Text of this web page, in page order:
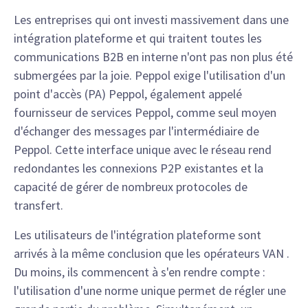
Les entreprises qui ont investi massivement dans une
intégration plateforme et qui traitent toutes les
communications B2B en interne n'ont pas non plus été
submergées par la joie. Peppol exige l'utilisation d'un
point d'accès (PA) Peppol, également appelé
fournisseur de services Peppol, comme seul moyen
d'échanger des messages par l'intermédiaire de
Peppol. Cette interface unique avec le réseau rend
redondantes les connexions P2P existantes et la
capacité de gérer de nombreux protocoles de
transfert.
Les utilisateurs de l'intégration plateforme sont
arrivés à la même conclusion que les opérateurs VAN .
Du moins, ils commencent à s'en rendre compte :
l'utilisation d'une norme unique permet de régler une